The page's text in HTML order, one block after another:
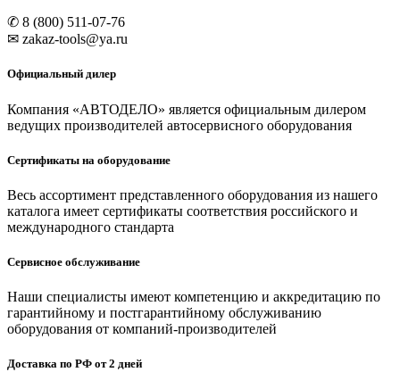
✆ 8 (800) 511-07-76
✉ zakaz-tools@ya.ru
Официальный дилер
Компания «АВТОДЕЛО» является официальным дилером
ведущих производителей автосервисного оборудования
Сертификаты на оборудование
Весь ассортимент представленного оборудования из нашего
каталога имеет сертификаты соответствия российского и
международного стандарта
Сервисное обслуживание
Наши специалисты имеют компетенцию и аккредитацию по
гарантийному и постгарантийному обслуживанию
оборудования от компаний-производителей
Доставка по РФ от 2 дней